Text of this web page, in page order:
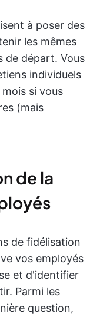
à poser des
les mêmes
de départ. Vous
individuels
si vous
(mais
de la
de fidélisation
vos employés
et d'identifier
Parmi les
question,